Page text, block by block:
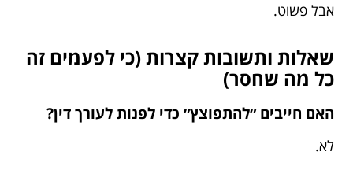
אבל פשוט.
שאלות ותשובות קצרות (כי לפעמים זה
כל מה שחסר)
האם חייבים ״להתפוצץ״ כדי לפנות לעורך דין?
לא.